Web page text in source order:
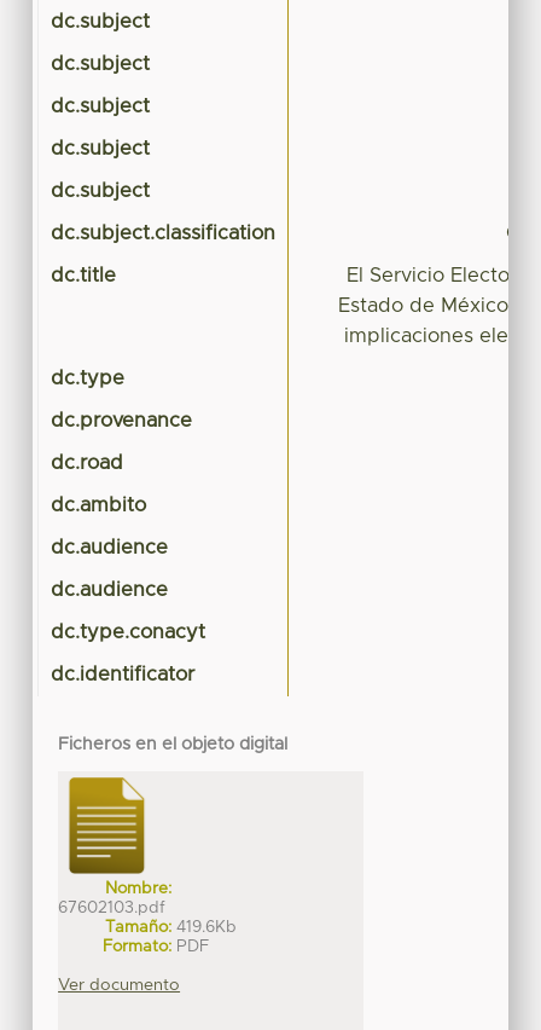
dc.subject
dc.subject
dc.subject
dc.subject
dc.subject
dc.subject.classification
dc.title
El Servicio
Estado de México:
implicaciones
dc.type
dc.provenance
dc.road
dc.ambito
dc.audience
dc.audience
dc.type.conacyt
dc.identificator
Ficheros en el objeto digital
Nombre:
67602103.pdf
Tamaño: 419.6Kb
Formato: PDF
Ver documento